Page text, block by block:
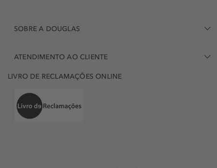
SOBRE A DOUGLAS
ATENDIMENTO AO CLIENTE
LIVRO DE RECLAMAÇÕES ONLINE